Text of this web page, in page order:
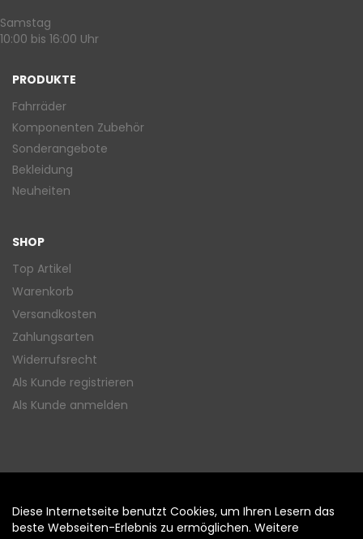
Samstag
10:00 bis 16:00 Uhr
PRODUKTE
Fahrräder
Komponenten Zubehör
Sonderangebote
Bekleidung
Neuheiten
SHOP
Top Artikel
Warenkorb
Versandkosten
Zahlungsarten
Widerrufsrecht
Als Kunde registrieren
Als Kunde anmelden
Diese Internetseite benutzt Cookies, um Ihren Lesern das
beste Webseiten-Erlebnis zu ermöglichen. Weitere
Auftrag widerrufen